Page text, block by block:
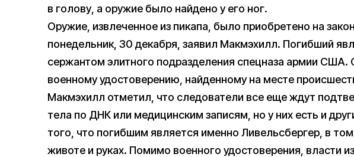
в голову, а оружие было найдено у его ног.
Оружие, извлеченное из пикапа, было приобретено на
понедельник, 30 декабря, заявил Макмэхилл. Погибший
сержантом элитного подразделения спецназа армии США.
военному удостоверению, найденному на месте
Макмэхилл отметил, что следователи все еще ждут
тела по ДНК или медицинским записям, но у них есть и
того, что погибшим является именно Ливельсбергер, в
животе и руках. Помимо военного удостоверения, власти